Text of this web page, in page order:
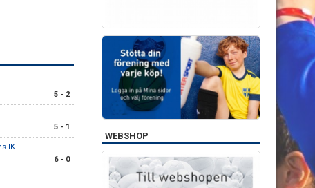
5 - 2
5 - 1
IK
6 - 0
WEBSHOP